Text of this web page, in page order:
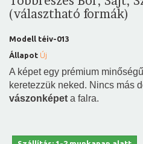
(választható formák)
Modell téiv-013
Állapot Új
A képet egy prémium
keretezzük neked. Nincs más
vászonképet a falra.